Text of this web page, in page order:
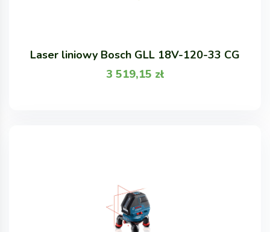
Laser liniowy Bosch GLL 18V-120-33 CG
3 519,15 zł